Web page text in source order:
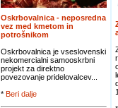
Oskrbovalnica - neposredna
vez med kmetom in
potrošnikom
Oskrbovalnica je vseslovenski
nekomercialni samooskrbni
projekt za direktno
povezovanje pridelovalcev...
* Beri dalje